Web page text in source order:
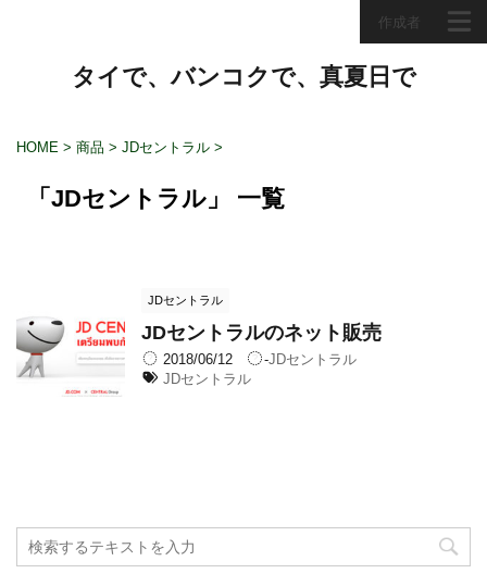
作成者
タイで、バンコクで、真夏日で
HOME > 商品 > JDセントラル >
「JDセントラル」 一覧
JDセントラル
JDセントラルのネット販売
2018/06/12 -JDセントラル
JDセントラル